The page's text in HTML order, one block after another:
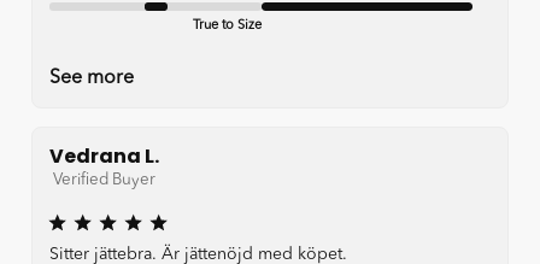
True to Size
See more
Vedrana L.
Verified Buyer
Sitter jättebra. Är jättenöjd med köpet.